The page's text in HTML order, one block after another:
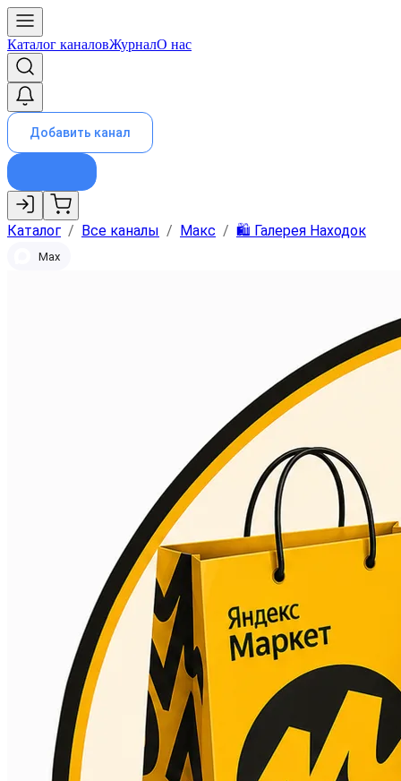
Каталог каналовЖурналО нас
Добавить канал
Каталог / Все каналы / Макс / 🛍️ Галерея Находок
Max